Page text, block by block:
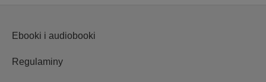
Ebooki i audiobooki
Regulaminy